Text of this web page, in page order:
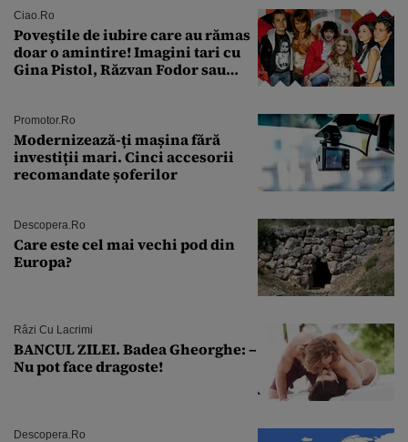
Ciao.ro
Poveştile de iubire care au rămas
doar o amintire! Imagini tari cu
Gina Pistol, Răzvan Fodor sau
Promotor.ro
Modernizează-ți mașina fără
investiții mari. Cinci accesorii
recomandate șoferilor
Descopera.ro
Care este cel mai vechi pod din
Europa?
Râzi Cu Lacrimi
BANCUL ZILEI. Badea Gheorghe: –
Nu pot face dragoste!
Descopera.ro